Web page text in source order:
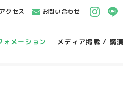
アクセス お問い合わせ
ォメーション メディア掲載 / 講